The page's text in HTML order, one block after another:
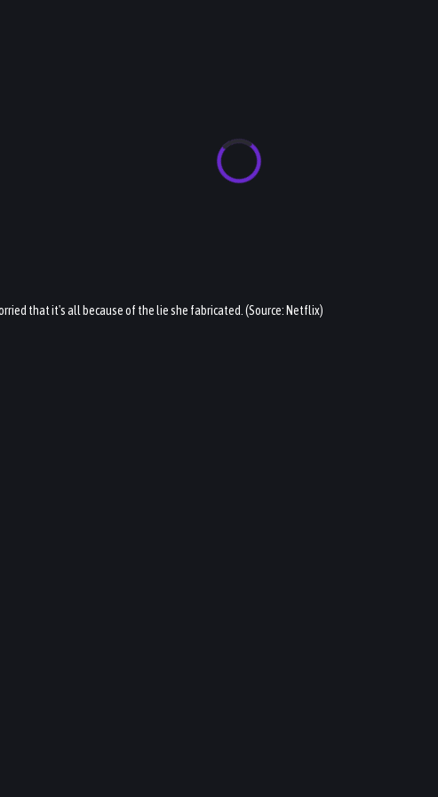
that it's all because of the lie she fabricated. (Source: Netflix)